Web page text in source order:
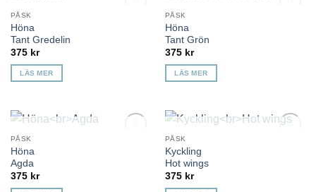
PÅSK
Höna
Tant Gredelin
375 kr
LÄS MER
PÅSK
Höna
Tant Grön
375 kr
LÄS MER
PÅSK
Höna
Agda
375 kr
PÅSK
Kyckling
Hot wings
375 kr